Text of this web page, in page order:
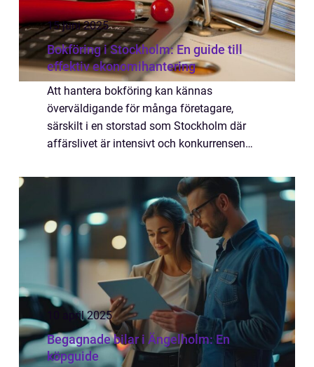
15 juni 2025
Bokföring i Stockholm: En guide till
effektiv ekonomihantering
Att hantera bokföring kan kännas
överväldigande för många företagare,
särskilt i en storstad som Stockholm där
affärslivet är intensivt och konkurrensen
10 april 2025
Begagnade bilar i Ängelholm: En
köpguide